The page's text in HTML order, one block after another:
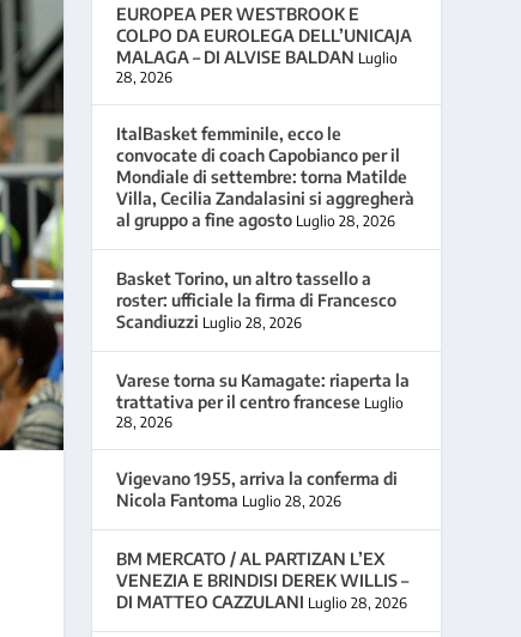
EUROPEA PER WESTBROOK E
COLPO DA EUROLEGA DELL’UNICAJA
MALAGA – DI ALVISE BALDAN Luglio
28, 2026
ItalBasket femminile, ecco le
convocate di coach Capobianco per il
Mondiale di settembre: torna Matilde
Villa, Cecilia Zandalasini si aggregherà
al gruppo a fine agosto Luglio 28, 2026
Basket Torino, un altro tassello a
roster: ufficiale la firma di Francesco
Scandiuzzi Luglio 28, 2026
Varese torna su Kamagate: riaperta la
trattativa per il centro francese Luglio
28, 2026
Vigevano 1955, arriva la conferma di
Nicola Fantoma Luglio 28, 2026
BM MERCATO / AL PARTIZAN L’EX
VENEZIA E BRINDISI DEREK WILLIS –
DI MATTEO CAZZULANI Luglio 28, 2026